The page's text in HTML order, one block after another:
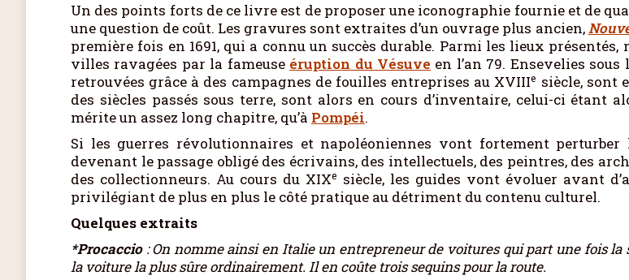
Un des points forts de ce livre est de proposer une iconographie fournie et de
une question de coût. Les gravures sont extraites d’un ouvrage plus ancien,
première fois en 1691, qui a connu un succès durable. Parmi les lieux
villes ravagées par la fameuse éruption du Vésuve en l’an 79. Ensevelies
retrouvées grâce à des campagnes de fouilles entreprises au XVIIIe siècle, sont
des siècles passés sous terre, sont alors en cours d’inventaire, celui-ci étant
mérite un assez long chapitre, qu’à Pompéi.
Si les guerres révolutionnaires et napoléoniennes vont fortement perturber
devenant le passage obligé des écrivains, des intellectuels, des peintres, des
des collectionneurs. Au cours du XIXe siècle, les guides vont évoluer avant
privilégiant de plus en plus le côté pratique au détriment du contenu culturel.
Quelques extraits
*Procaccio: On nomme ainsi en Italie un entrepreneur de voitures qui part une fois la
la voiture la plus sûre ordinairement. Il en coûte trois sequins pour la route.